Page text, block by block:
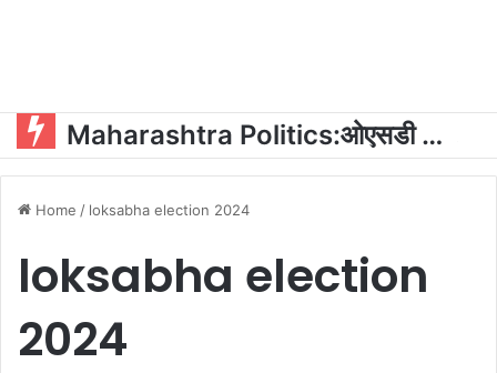
Maharashtra Politics:ओएसडी और पीए की नियुक्ति को लेकर महायुति में घमासान?
Home / loksabha election 2024
loksabha election
2024